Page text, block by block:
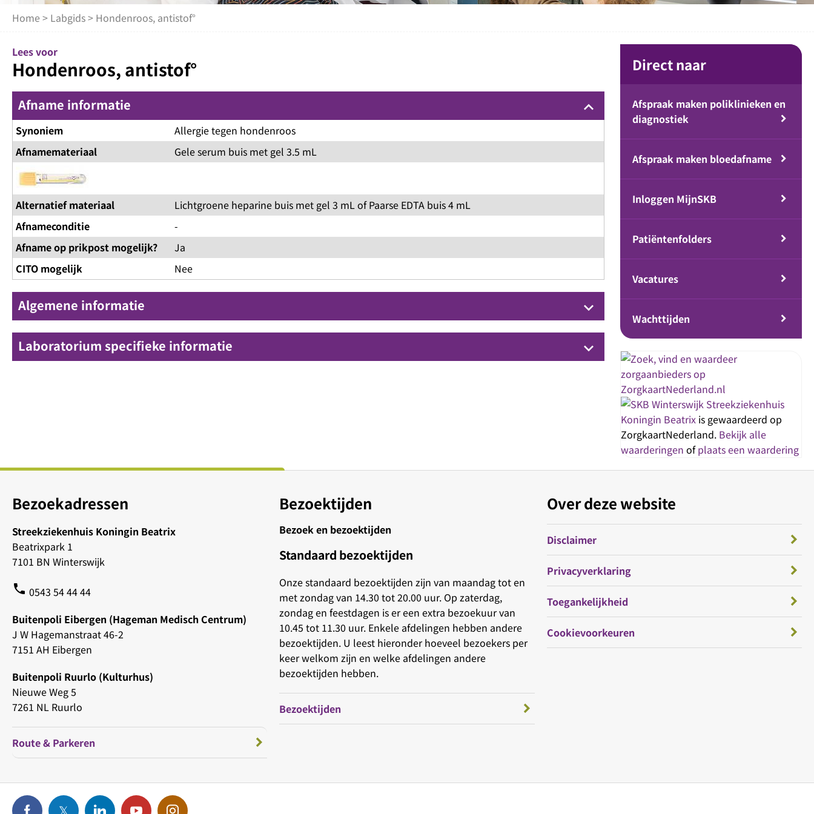
Home > Labgids> Hondenroos, antistof°
Lees voor
Hondenroos, antistof°
Afname informatie keyboard_arrow_up
Synoniem
Allergie tegen hondenroos
Afnamemateriaal
Gele serum buis met gel 3.5 mL
Alternatief materiaal
Lichtgroene heparine buis met gel 3 mL of Paarse EDTA buis 4 mL
Afnameconditie
-
Afname op prikpost mogelijk?
Ja
CITO mogelijk
Nee
Algemene informatie keyboard_arrow_down
Laboratorium specifieke informatie keyboard_arrow_down
Direct naar
Afspraak maken poliklinieken en
diagnostiek
Afspraak maken bloedafname
Inloggen MijnSKB
Patiëntenfolders
Vacatures
Wachttijden
Streekziekenhuis
Koningin Beatrix is gewaardeerd op
ZorgkaartNederland. Bekijk alle
waarderingen ofplaats een waardering
Bezoekadressen
Streekziekenhuis Koningin Beatrix
Beatrixpark 1
7101 BN Winterswijk
phone 0543 54 44 44
Buitenpoli Eibergen (Hageman Medisch Centrum)
J W Hagemanstraat 46-2
7151 AH Eibergen
Buitenpoli Ruurlo (Kulturhus)
Nieuwe Weg 5
7261 NL Ruurlo
Route & Parkeren
Bezoektijden
Bezoek en bezoektijden
Standaard bezoektijden
Onze standaard bezoektijden zijn van maandag tot en
met zondag van 14.30 tot 20.00 uur. Op zaterdag,
zondag en feestdagen is er een extra bezoekuur van
10.45 tot 11.30 uur. Enkele afdelingen hebben andere
bezoektijden. U leest hieronder hoeveel bezoekers per
keer welkom zijn en welke afdelingen andere
bezoektijden hebben.
Bezoektijden
Over deze website
Disclaimer
Privacyverklaring
Toegankelijkheid
Cookievoorkeuren